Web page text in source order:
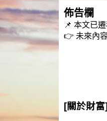
佈告欄
📌 本文已
👉 未來內
[關於財